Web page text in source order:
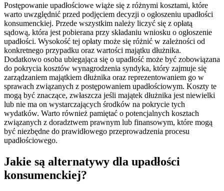
Postępowanie upadłościowe wiąże się z różnymi kosztami, które
warto uwzględnić przed podjęciem decyzji o ogłoszeniu upadłości
konsumenckiej. Przede wszystkim należy liczyć się z opłatą
sądową, która jest pobierana przy składaniu wniosku o ogłoszenie
upadłości. Wysokość tej opłaty może się różnić w zależności od
konkretnego przypadku oraz wartości majątku dłużnika.
Dodatkowo osoba ubiegająca się o upadłość może być zobowiązana
do pokrycia kosztów wynagrodzenia syndyka, który zajmuje się
zarządzaniem majątkiem dłużnika oraz reprezentowaniem go w
sprawach związanych z postępowaniem upadłościowym. Koszty te
mogą być znaczące, zwłaszcza jeśli majątek dłużnika jest niewielki
lub nie ma on wystarczających środków na pokrycie tych
wydatków. Warto również pamiętać o potencjalnych kosztach
związanych z doradztwem prawnym lub finansowym, które mogą
być niezbędne do prawidłowego przeprowadzenia procesu
upadłościowego.
Jakie są alternatywy dla upadłości
konsumenckiej?